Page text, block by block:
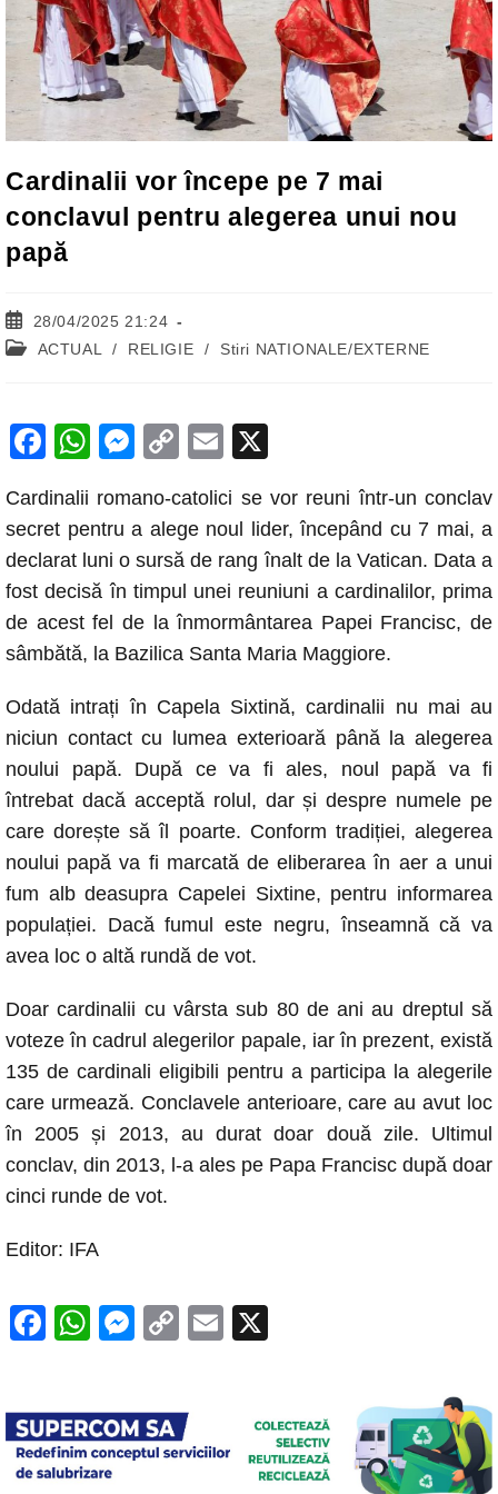
Cardinalii vor începe pe 7 mai
conclavul pentru alegerea unui nou
papă
Post
published:
28/04/2025 21:24
Post ACTUAL / RELIGIE / Stiri NATIONALE/EXTERNE
F
c
e
b
o
o
k
W
at
s
A
p
p
M
ss
e
n
g
er
C
p
y
Li
n
k
E
ail
Cardinalii romano-catolici se vor reuni într-un conclav
secret pentru a alege noul lider, începând cu 7 mai, a
declarat luni o sursă de rang înalt de la Vatican. Data a
fost decisă în timpul unei reuniuni a cardinalilor, prima
de acest fel de la înmormântarea Papei Francisc, de
sâmbătă, la Bazilica Santa Maria Maggiore.
Odată intrați în Capela Sixtină, cardinalii nu mai au
niciun contact cu lumea exterioară până la alegerea
noului papă. După ce va fi ales, noul papă va fi
întrebat dacă acceptă rolul, dar și despre numele pe
care dorește să îl poarte. Conform tradiției, alegerea
noului papă va fi marcată de eliberarea în aer a unui
fum alb deasupra Capelei Sixtine, pentru informarea
populației. Dacă fumul este negru, înseamnă că va
avea loc o altă rundă de vot.
Doar cardinalii cu vârsta sub 80 de ani au dreptul să
voteze în cadrul alegerilor papale, iar în prezent, există
135 de cardinali eligibili pentru a participa la alegerile
care urmează. Conclavele anterioare, care au avut loc
în 2005 și 2013, au durat doar două zile. Ultimul
conclav, din 2013, l-a ales pe Papa Francisc după doar
cinci runde de vot.
Editor: IFA
F
e
b
W
s
A
M
e
n
C
y
Li
E